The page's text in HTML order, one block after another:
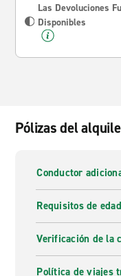
Las Devoluciones
Disponibles
Pólizas del
Conductor
Requisitos de edad
Verificación de la
Política de viajes